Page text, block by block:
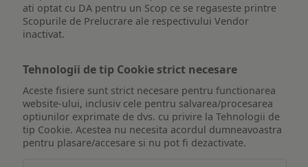
ati optat cu DA pentru un Scop ce se regaseste printre
Scopurile de Prelucrare ale respectivului Vendor
inactivat.
Tehnologii de tip Cookie strict necesare
Aceste fisiere sunt strict necesare pentru functionarea
website-ului, inclusiv cele pentru salvarea/procesarea
optiunilor exprimate de dvs. cu privire la Tehnologii de
tip Cookie. Acestea nu necesita acordul dumneavoastra
pentru plasare/accesare si nu pot fi dezactivate.